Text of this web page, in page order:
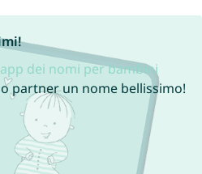
app dei nomi per bambini
partner un nome bellissimo!